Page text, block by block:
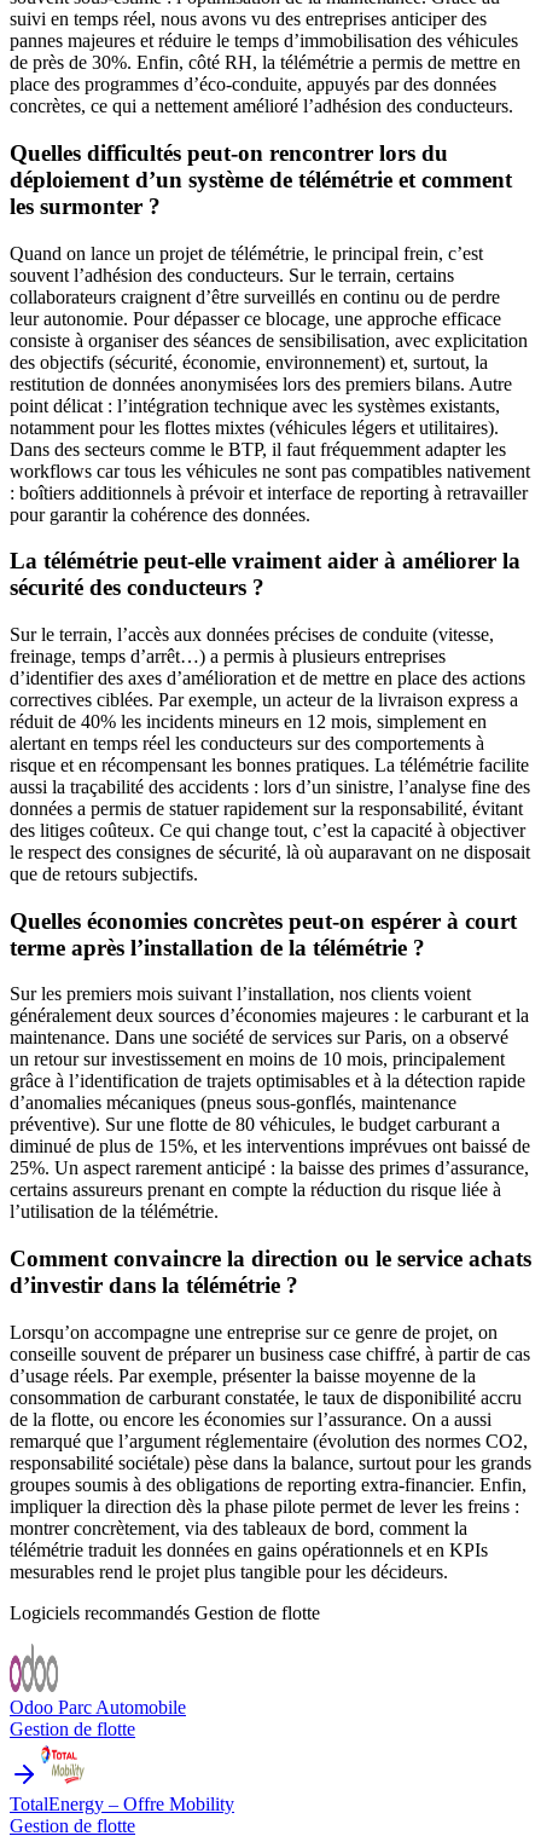
suivi en temps réel, nous avons vu des entreprises anticiper des
pannes majeures et réduire le temps d’immobilisation des véhicules
de près de 30%. Enfin, côté RH, la télémétrie a permis de mettre en
place des programmes d’éco-conduite, appuyés par des données
concrètes, ce qui a nettement amélioré l’adhésion des conducteurs.
Quelles difficultés peut-on rencontrer lors du
déploiement d’un système de télémétrie et comment
les surmonter ?
Quand on lance un projet de télémétrie, le principal frein, c’est
souvent l’adhésion des conducteurs. Sur le terrain, certains
collaborateurs craignent d’être surveillés en continu ou de perdre
leur autonomie. Pour dépasser ce blocage, une approche efficace
consiste à organiser des séances de sensibilisation, avec explicitation
des objectifs (sécurité, économie, environnement) et, surtout, la
restitution de données anonymisées lors des premiers bilans. Autre
point délicat : l’intégration technique avec les systèmes existants,
notamment pour les flottes mixtes (véhicules légers et utilitaires).
Dans des secteurs comme le BTP, il faut fréquemment adapter les
workflows car tous les véhicules ne sont pas compatibles nativement
: boîtiers additionnels à prévoir et interface de reporting à retravailler
pour garantir la cohérence des données.
La télémétrie peut-elle vraiment aider à améliorer la
sécurité des conducteurs ?
Sur le terrain, l’accès aux données précises de conduite (vitesse,
freinage, temps d’arrêt…) a permis à plusieurs entreprises
d’identifier des axes d’amélioration et de mettre en place des actions
correctives ciblées. Par exemple, un acteur de la livraison express a
réduit de 40% les incidents mineurs en 12 mois, simplement en
alertant en temps réel les conducteurs sur des comportements à
risque et en récompensant les bonnes pratiques. La télémétrie facilite
aussi la traçabilité des accidents : lors d’un sinistre, l’analyse fine des
données a permis de statuer rapidement sur la responsabilité, évitant
des litiges coûteux. Ce qui change tout, c’est la capacité à objectiver
le respect des consignes de sécurité, là où auparavant on ne disposait
que de retours subjectifs.
Quelles économies concrètes peut-on espérer à court
terme après l’installation de la télémétrie ?
Sur les premiers mois suivant l’installation, nos clients voient
généralement deux sources d’économies majeures : le carburant et la
maintenance. Dans une société de services sur Paris, on a observé
un retour sur investissement en moins de 10 mois, principalement
grâce à l’identification de trajets optimisables et à la détection rapide
d’anomalies mécaniques (pneus sous-gonflés, maintenance
préventive). Sur une flotte de 80 véhicules, le budget carburant a
diminué de plus de 15%, et les interventions imprévues ont baissé de
25%. Un aspect rarement anticipé : la baisse des primes d’assurance,
certains assureurs prenant en compte la réduction du risque liée à
l’utilisation de la télémétrie.
Comment convaincre la direction ou le service achats
d’investir dans la télémétrie ?
Lorsqu’on accompagne une entreprise sur ce genre de projet, on
conseille souvent de préparer un business case chiffré, à partir de cas
d’usage réels. Par exemple, présenter la baisse moyenne de la
consommation de carburant constatée, le taux de disponibilité accru
de la flotte, ou encore les économies sur l’assurance. On a aussi
remarqué que l’argument réglementaire (évolution des normes CO2,
responsabilité sociétale) pèse dans la balance, surtout pour les grands
groupes soumis à des obligations de reporting extra-financier. Enfin,
impliquer la direction dès la phase pilote permet de lever les freins :
montrer concrètement, via des tableaux de bord, comment la
télémétrie traduit les données en gains opérationnels et en KPIs
mesurables rend le projet plus tangible pour les décideurs.
Logiciels recommandés Gestion de flotte
Odoo Parc Automobile
Gestion de flotte
TotalEnergy – Offre Mobility
Gestion de flotte